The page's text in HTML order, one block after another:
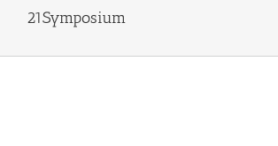
21Symposium